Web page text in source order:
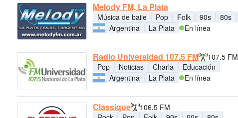
Melody FM, La Plata
Música de baile Pop Folk 90s 80s
Argentina
La Plata En línea
Radio Universidad 107.5 FM
107.5 FM
Pop
Noticias Charla
Educación
Argentina
La Plata En línea
Classique
106.5 FM